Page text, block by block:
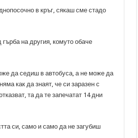
в кръг, сякаш сме стадо
на другия, комуто обаче
да седиш в автобуса, а не може да
как да знаят, че си заразен с
та да те запечатат 14 дни
си, само и само да не загубиш